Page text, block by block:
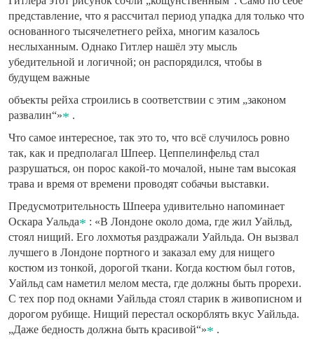
представление, что я рассчитал период упадка для только что
основанного тысячелетнего рейха, многим казалось
неслыханным. Однако Гитлер нашёл эту мысль
убедительной и логичной; он распорядился, чтобы в
будущем важные
объекты рейха строились в соответствии с этим „законом
развалин“»
.
Что самое интересное, так это то, что всё случилось ровно
так, как и предполагал Шпеер. Цеппелинфельд стал
разрушаться, он порос какой-то мочалой, ныне там высокая
трава и время от времени проводят собачьи выставки.
Предусмотрительность Шпеера удивительно напоминает
Оскара Уальда
: «В Лондоне около дома, где жил Уайльд,
стоял нищий. Его лохмотья раздражали Уайльда. Он вызвал
лучшего в Лондоне портного и заказал ему для нищего
костюм из тонкой, дорогой ткани. Когда костюм был готов,
Уайльд сам наметил мелом места, где должны быть прорехи.
С тех пор под окнами Уайльда стоял старик в живописном и
дорогом рубище. Нищий перестал оскорблять вкус Уайльда.
„Даже бедность должна быть красивой“»
.